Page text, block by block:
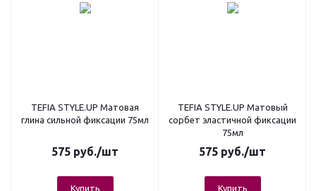
TEFIA STYLE.UP Матовая
глина сильной фиксации 75мл
575 руб./шт
Купить
TEFIA STYLE.UP Матовый
сорбет эластичной фиксации
75мл
575 руб./шт
Купить